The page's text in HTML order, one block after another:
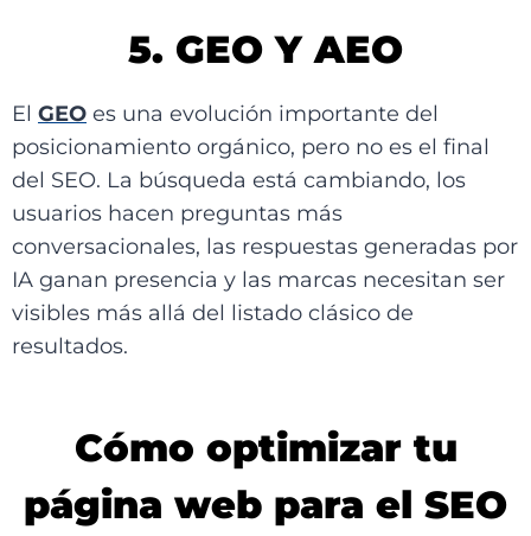
5. GEO Y AEO
El GEO es una evolución importante del
posicionamiento orgánico, pero no es el final
del SEO. La búsqueda está cambiando, los
usuarios hacen preguntas más
conversacionales, las respuestas generadas por
IA ganan presencia y las marcas necesitan ser
visibles más allá del listado clásico de
resultados.
Cómo optimizar tu
página web para el SEO